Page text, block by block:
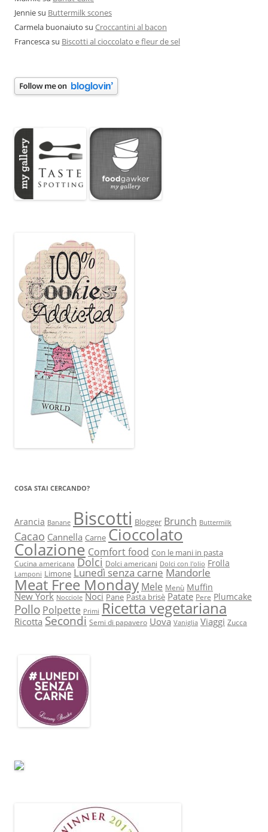
Jenniesu Buttermilk scones
Carmela buonaiuto su Croccantini al bacon
Francescasu Biscotti al cioccolato e fleur de sel
COSA STAI CERCANDO?
Arancia Banane Biscotti Blogger Brunch Buttermilk
Cacao Cannella Carne Cioccolato
Colazione Comfort food Con le mani in pasta
Cucina americana Dolci Dolci americani Dolci con l'olio Frolla
Lamponi Limone Lunedì senza carne Mandorle
Meat Free Monday Mele Menù Muffin
New York Nocciole Noci Pane Pasta brisè Patate Pere Plumcake
Pollo Polpette Primi Ricetta vegetariana
Ricotta Secondi Semi di papavero Uova Vaniglia Viaggi Zucca